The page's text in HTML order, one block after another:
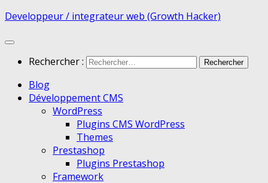
Developpeur / integrateur web (Growth Hacker)
Rechercher :
Blog
Développement CMS
WordPress
Plugins CMS WordPress
Themes
Prestashop
Plugins Prestashop
Framework